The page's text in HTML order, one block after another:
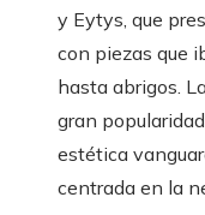
y Eytys, que
con piezas que
hasta abrigos.
gran
estética
centrada en la